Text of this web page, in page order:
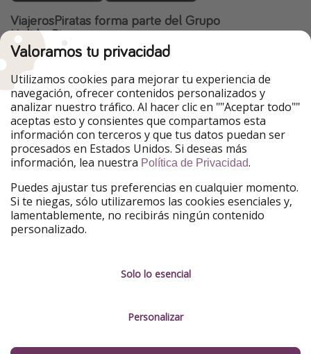
ViajerosPiratas forma parte del Grupo
HolidayPirates
Nuestros mercados
PiratinViaggio
HolidayPirates
VakantiePiraten
WakacyjniPiraci
VoyagesPirates
Ferienpiraten
Urlaubspiraten
Urlaubspiraten
TravelPirates
Nuestro grupo
HolidayPirates Group
Conócenos mejor
Sobre ViajerosPiratas
Sostenibilidad
Información legal
Gestionar servicios
Valoramos tu privacidad
Utilizamos cookies para mejorar tu experiencia de
navegación, ofrecer contenidos personalizados y
analizar nuestro tráfico. Al hacer clic en ""Aceptar todo""
aceptas esto y consientes que compartamos esta
información con terceros y que tus datos puedan ser
procesados en Estados Unidos. Si deseas más
información, lea nuestra Política de Privacidad.
Puedes ajustar tus preferencias en cualquier momento.
Si te niegas, sólo utilizaremos las cookies esenciales y,
lamentablemente, no recibirás ningún contenido
personalizado.
Solo lo esencial
Personalizar